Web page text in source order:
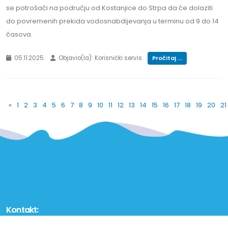
se potrošači na području od Kostanjice do Strpa da će dolaziti
do povremenih prekida vodosnabdijevanja u terminu od 9 do 14
časova.
05.11.2025. Objavio(la): Korisnički servis Pročitaj ...
« 1 2 3 4 5 6 7 8 9 10 11 12 13 14 15 16 17 18 19 20 21
Kontakt: